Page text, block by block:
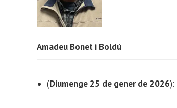
Amadeu Bonet i Boldú
(Diumenge 25 de gener de 2026):